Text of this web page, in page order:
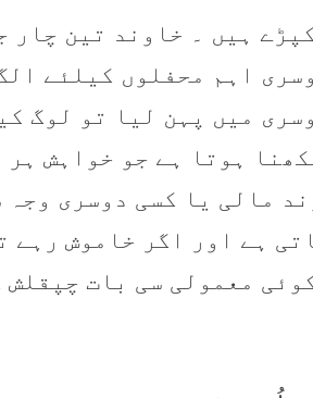
ہیں ۔ خاوند تین چار
اہم محفلوں کيلئے
میں پہن ليا تو لوگ
ہوتا ہے جو خواہش ہر
مالی یا کسی دوسری
ہے اور اگر خاموش رہے
معمولی سی بات